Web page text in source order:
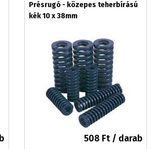
Présrugó - közepes teherbírású
kék 10 x 38mm
508 Ft / darab